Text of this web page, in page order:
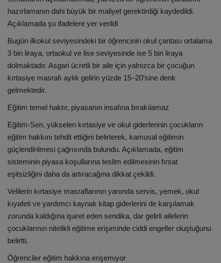
hazırlamanın dahi büyük bir maliyet gerektirdiği kaydedildi.
Açıklamada şu ifadelere yer verildi
Bugün ilkokul seviyesindeki bir öğrencinin okul çantası ortalama
3 bin liraya, ortaokul ve lise seviyesinde ise 5 bin liraya
dolmaktadır. Asgari ücretli bir aile için yalnızca bir çocuğun
kırtasiye masrafı aylık gelirin yüzde 15–20’sine denk
gelmektedir.
Eğitim temel haktır, piyasanın insafına bırakılamaz
Eğitim-Sen, yükselen kırtasiye ve okul giderlerinin çocukların
eğitim hakkını tehdit ettiğini belirterek, kamusal eğitimin
güçlendirilmesi çağrısında bulundu. Açıklamada, eğitim
sisteminin piyasa koşullarına teslim edilmesinin fırsat
eşitsizliğini daha da artıracağına dikkat çekildi.
Velilerin kırtasiye masraflarının yanında servis, yemek, okul
kıyafeti ve yardımcı kaynak kitap giderlerini de karşılamak
zorunda kaldığına işaret eden sendika, dar gelirli ailelerin
çocuklarının nitelikli eğitime erişiminde ciddi engeller oluştuğunu
belirtti.
Öğrenciler eğitim hakkına erişemiyor